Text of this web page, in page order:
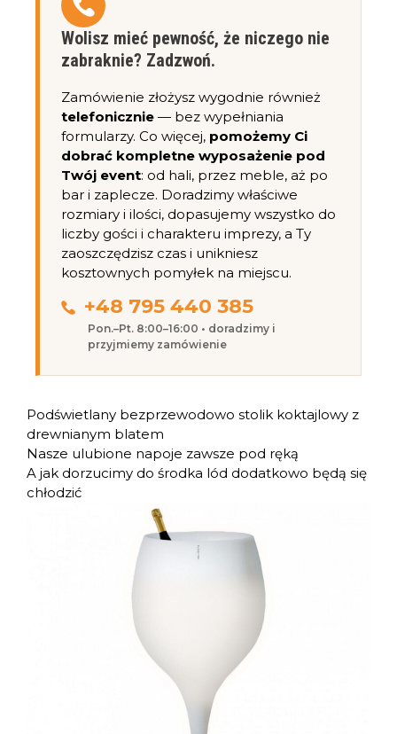
Wolisz mieć pewność, że niczego nie
zabraknie? Zadzwoń.
Zamówienie złożysz wygodnie również
telefonicznie — bez wypełniania
formularzy. Co więcej, pomożemy Ci
dobrać kompletne wyposażenie pod
Twój event: od hali, przez meble, aż po
bar i zaplecze. Doradzimy właściwe
rozmiary i ilości, dopasujemy wszystko do
liczby gości i charakteru imprezy, a Ty
zaoszczędzisz czas i unikniesz
kosztownych pomyłek na miejscu.
+48 795 440 385
Pon.–Pt. 8:00–16:00 • doradzimy i
przyjmiemy zamówienie
Podświetlany bezprzewodowo stolik koktajlowy z
drewnianym blatem
Nasze ulubione napoje zawsze pod ręką
A jak dorzucimy do środka lód dodatkowo będą się
chłodzić